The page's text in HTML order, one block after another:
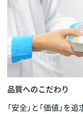
品質へのこだわり
「安全」と「価値」を